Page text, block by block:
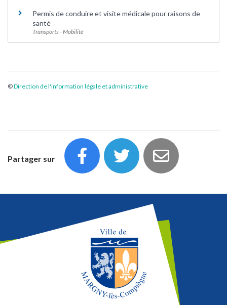
Permis de conduire et visite médicale pour raisons de
santé
Transports - Mobilité
©Direction de l'information légale et administrative
Partager sur